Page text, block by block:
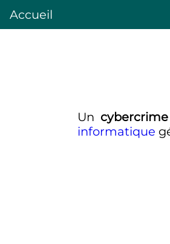
Accueil
Un cybercrime
informatique